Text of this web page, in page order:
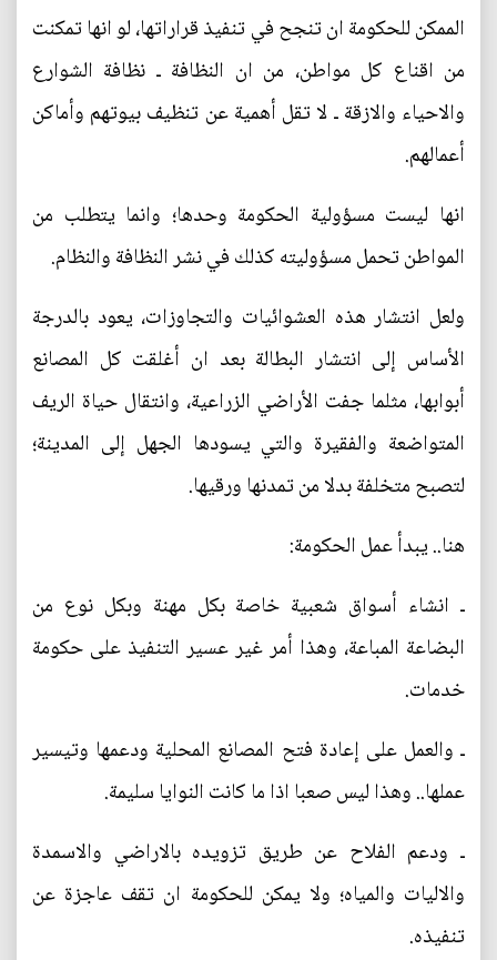
الممكن للحكومة ان تنجح في تنفيذ قراراتها، لو انها تمكنت
من اقناع كل مواطن، من ان النظافة ـ نظافة الشوارع
والاحياء والازقة ـ لا تقل أهمية عن تنظيف بيوتهم وأماكن
أعمالهم.
انها ليست مسؤولية الحكومة وحدها؛ وانما يتطلب من
المواطن تحمل مسؤوليته كذلك في نشر النظافة والنظام.
ولعل انتشار هذه العشوائيات والتجاوزات، يعود بالدرجة
الأساس إلى انتشار البطالة بعد ان أغلقت كل المصانع
أبوابها، مثلما جفت الأراضي الزراعية، وانتقال حياة الريف
المتواضعة والفقيرة والتي يسودها الجهل إلى المدينة؛
لتصبح متخلفة بدلا من تمدنها ورقيها.
هنا.. يبدأ عمل الحكومة:
ـ انشاء أسواق شعبية خاصة بكل مهنة وبكل نوع من
البضاعة المباعة، وهذا أمر غير عسير التنفيذ على حكومة
خدمات.
ـ والعمل على إعادة فتح المصانع المحلية ودعمها وتيسير
عملها.. وهذا ليس صعبا اذا ما كانت النوايا سليمة.
ـ ودعم الفلاح عن طريق تزويده بالاراضي والاسمدة
والاليات والمياه؛ ولا يمكن للحكومة ان تقف عاجزة عن
تنفيذه.